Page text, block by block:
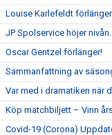
Louise Karlefeldt förlänger
JP Spolservice höjer
Oscar Gentzel förlänger!
Sammanfattning av
Var med i dramatiken när
Köp matchbiljett – Vinn
Covid-19 (Corona)